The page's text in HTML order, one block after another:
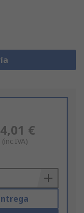
€
(inc.IVA)